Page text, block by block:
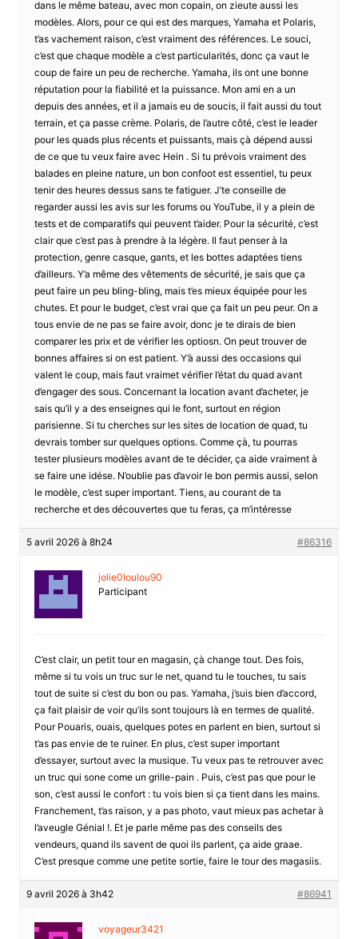
dans le même bateau, avec mon copain, on zieute aussi les
modèles. Alors, pour ce qui est des marques, Yamaha et Polaris,
t’as vachement raison, c’est vraiment des références. Le souci,
c’est que chaque modèle a c’est particularités, donc ça vaut le
coup de faire un peu de recherche. Yamaha, ils ont une bonne
réputation pour la fiabilité et la puissance. Mon ami en a un
depuis des années, et il a jamais eu de soucis, il fait aussi du tout
terrain, et ça passe crème. Polaris, de l’autre côté, c’est le leader
pour les quads plus récents et puissants, mais çà dépend aussi
de ce que tu veux faire avec Hein . Si tu prévois vraiment des
balades en pleine nature, un bon confoot est essentiel, tu peux
tenir des heures dessus sans te fatiguer. J’te conseille de
regarder aussi les avis sur les forums ou YouTube, il y a plein de
tests et de comparatifs qui peuvent t’aider. Pour la sécurité, c’est
clair que c’est pas à prendre à la légère. Il faut penser à la
protection, genre casque, gants, et les bottes adaptées tiens
d’ailleurs. Y’a même des vêtements de sécurité, je sais que ça
peut faire un peu bling-bling, mais t’es mieux équipée pour les
chutes. Et pour le budget, c’est vrai que ça fait un peu peur. On a
tous envie de ne pas se faire avoir, donc je te dirais de bien
comparer les prix et de vérifier les optiosn. On peut trouver de
bonnes affaires si on est patient. Y’à aussi des occasions qui
valent le coup, mais faut vraimet vérifier l’état du quad avant
d’engager des sous. Concernant la location avant d’acheter, je
sais qu’il y a des enseignes qui le font, surtout en région
parisienne. Si tu cherches sur les sites de location de quad, tu
devrais tomber sur quelques options. Comme çà, tu pourras
tester plusieurs modèles avant de te décider, ça aide vraiment à
se faire une idése. N’oublie pas d’avoir le bon permis aussi, selon
le modèle, c’est super important. Tiens, au courant de ta
recherche et des découvertes que tu feras, ça m’intéresse
5 avril 2026 à 8h24 #86316
jolie0loulou90
Participant
C’est clair, un petit tour en magasin, çà change tout. Des fois,
même si tu vois un truc sur le net, quand tu le touches, tu sais
tout de suite si c’est du bon ou pas. Yamaha, j’suis bien d’accord,
ça fait plaisir de voir qu’ils sont toujours là en termes de qualité.
Pour Pouaris, ouais, quelques potes en parlent en bien, surtout si
t’as pas envie de te ruiner. En plus, c’est super important
d’essayer, surtout avec la musique. Tu veux pas te retrouver avec
un truc qui sone come un grille-pain . Puis, c’est pas que pour le
son, c’est aussi le confort : tu vois bien si ça tient dans les mains.
Franchement, t’as raison, y a pas photo, vaut mieux pas achetar à
l’aveugle Génial !. Et je parle même pas des conseils des
vendeurs, quand ils savent de quoi ils parlent, ça aide graae.
C’est presque comme une petite sortie, faire le tour des magasiis.
9 avril 2026 à 3h42 #86941
voyageur3421